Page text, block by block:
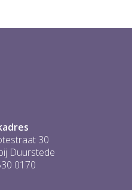
30
Duurstede
0170